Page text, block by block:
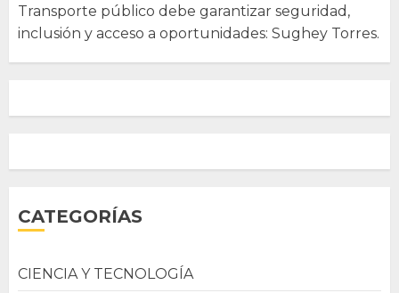
Transporte público debe garantizar seguridad,
inclusión y acceso a oportunidades: Sughey Torres.
CATEGORÍAS
CIENCIA Y TECNOLOGÍA